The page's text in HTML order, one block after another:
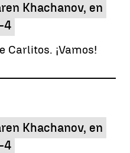
Khachanov, en
4
Carlitos. ¡Vamos!
Khachanov, en
4